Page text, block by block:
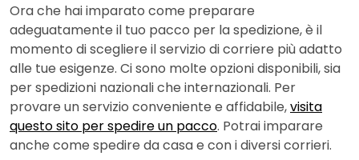
Ora che hai imparato come preparare
adeguatamente il tuo pacco per la spedizione, è il
momento di scegliere il servizio di corriere più adatto
alle tue esigenze. Ci sono molte opzioni disponibili, sia
per spedizioni nazionali che internazionali. Per
provare un servizio conveniente e affidabile,visita
questo sito per spedire un pacco. Potrai imparare
anche come spedire da casa e con i diversi corrieri.